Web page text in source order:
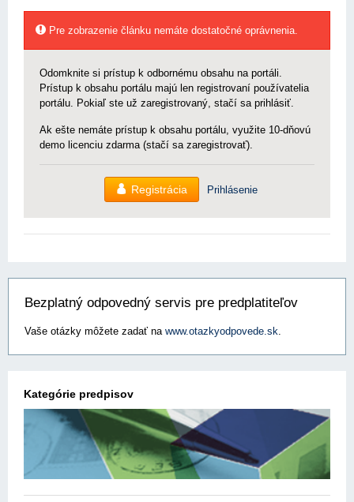
Pre zobrazenie článku nemáte dostatočné oprávnenia.
Odomknite si prístup k odbornému obsahu na portáli.
Prístup k obsahu portálu majú len registrovaní používatelia
portálu. Pokiaľ ste už zaregistrovaný, stačí sa prihlásiť.
Ak ešte nemáte prístup k obsahu portálu, využite 10-dňovú
demo licenciu zdarma (stačí sa zaregistrovať).
Registrácia Prihlásenie
Bezplatný odpovedný servis pre predplatiteľov
Vaše otázky môžete zadať na www.otazkyodpovede.sk.
Kategórie predpisov